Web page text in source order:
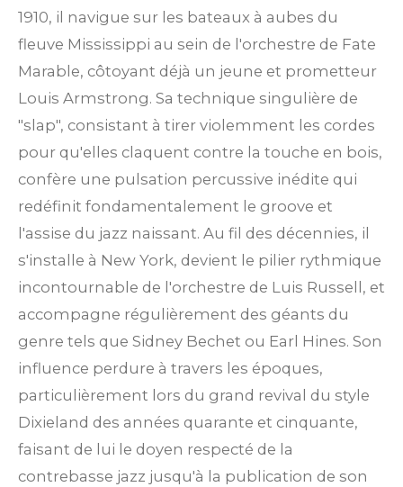
1910, il navigue sur les bateaux à aubes du
fleuve Mississippi au sein de l'orchestre de Fate
Marable, côtoyant déjà un jeune et prometteur
Louis Armstrong. Sa technique singulière de
"slap", consistant à tirer violemment les cordes
pour qu'elles claquent contre la touche en bois,
confère une pulsation percussive inédite qui
redéfinit fondamentalement le groove et
l'assise du jazz naissant. Au fil des décennies, il
s'installe à New York, devient le pilier rythmique
incontournable de l'orchestre de Luis Russell, et
accompagne régulièrement des géants du
genre tels que Sidney Bechet ou Earl Hines. Son
influence perdure à travers les époques,
particulièrement lors du grand revival du style
Dixieland des années quarante et cinquante,
faisant de lui le doyen respecté de la
contrebasse jazz jusqu'à la publication de son